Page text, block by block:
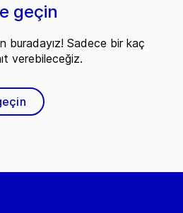
geçin
buradayız! Sadece bir kaç
verebileceğiz.